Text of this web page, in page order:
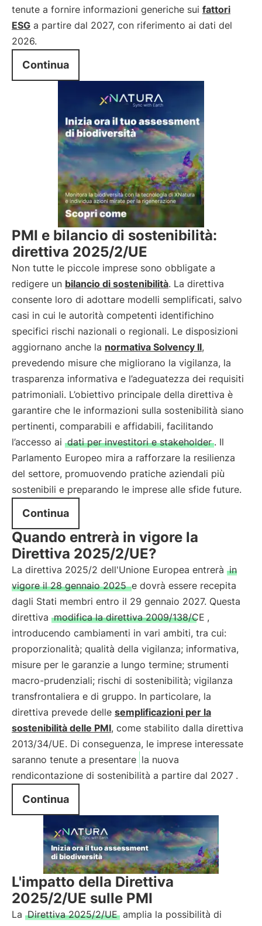
tenute a fornire informazioni generiche sui fattori
ESG a partire dal 2027, con riferimento ai dati del
2026.
Continua
PMI e bilancio di sostenibilità:
direttiva 2025/2/UE
Non tutte le piccole imprese sono obbligate a
redigere un bilancio di sostenibilità. La direttiva
consente loro di adottare modelli semplificati, salvo
casi in cui le autorità competenti identifichino
specifici rischi nazionali o regionali. Le disposizioni
aggiornano anche la normativa Solvency II,
prevedendo misure che migliorano la vigilanza, la
trasparenza informativa e l’adeguatezza dei requisiti
patrimoniali. L’obiettivo principale della direttiva è
garantire che le informazioni sulla sostenibilità siano
pertinenti, comparabili e affidabili, facilitando
l’accesso ai dati per investitori e stakeholder . Il
Parlamento Europeo mira a rafforzare la resilienza
del settore, promuovendo pratiche aziendali più
sostenibili e preparando le imprese alle sfide future.
Continua
Quando entrerà in vigore la
Direttiva 2025/2/UE?
La direttiva 2025/2 dell'Unione Europea entrerà in
vigore il 28 gennaio 2025 e dovrà essere recepita
dagli Stati membri entro il 29 gennaio 2027. Questa
direttiva modifica la direttiva 2009/138/CE ,
introducendo cambiamenti in vari ambiti, tra cui:
proporzionalità; qualità della vigilanza; informativa,
misure per le garanzie a lungo termine; strumenti
macro-prudenziali; rischi di sostenibilità; vigilanza
transfrontaliera e di gruppo. In particolare, la
direttiva prevede delle semplificazioni per la
sostenibilità delle PMI, come stabilito dalla direttiva
2013/34/UE. Di conseguenza, le imprese interessate
saranno tenute a presentare la nuova
rendicontazione di sostenibilità a partire dal 2027 .
Continua
L'impatto della Direttiva
2025/2/UE sulle PMI
La Direttiva 2025/2/UE amplia la possibilità di